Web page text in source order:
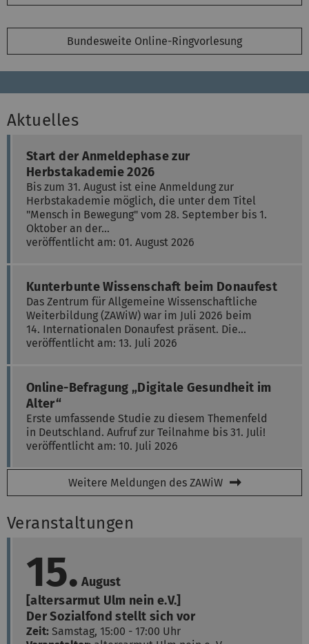
Bundesweite Online-Ringvorlesung
Aktuelles
Start der Anmeldephase zur
Herbstakademie 2026
Bis zum 31. August ist eine Anmeldung zur
Herbstakademie möglich, die unter dem Titel
"Mensch in Bewegung" vom 28. September bis 1.
Oktober an der…
veröffentlicht am: 01. August 2026
Kunterbunte Wissenschaft beim Donaufest
Das Zentrum für Allgemeine Wissenschaftliche
Weiterbildung (ZAWiW) war im Juli 2026 beim
14. Internationalen Donaufest präsent. Die…
veröffentlicht am: 13. Juli 2026
Online-Befragung „Digitale Gesundheit im
Alter“
Erste umfassende Studie zu diesem Themenfeld
in Deutschland. Aufruf zur Teilnahme bis 31. Juli!
veröffentlicht am: 10. Juli 2026
Weitere Meldungen des ZAWiW
Veranstaltungen
15. August
[altersarmut Ulm nein e.V.]
Der Sozialfond stellt sich vor
Zeit: Samstag, 15:00 - 17:00 Uhr